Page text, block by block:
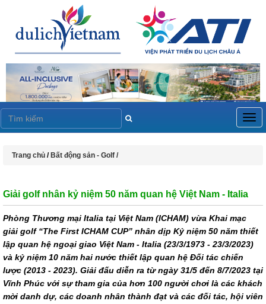
Trang chủ / Bất động sản - Golf /
Giải golf nhân kỷ niệm 50 năm quan hệ Việt Nam - Italia
Phòng Thương mại Italia tại Việt Nam (ICHAM) vừa Khai mạc
giải golf “The First ICHAM CUP” nhân dịp Kỷ niệm 50 năm thiết
lập quan hệ ngoại giao Việt Nam - Italia (23/3/1973 - 23/3/2023)
và kỷ niệm 10 năm hai nước thiết lập quan hệ Đối tác chiến
lược (2013 - 2023). Giải đấu diễn ra từ ngày 31/5 đến 8/7/2023 tại
Vĩnh Phúc với sự tham gia của hơn 100 người chơi là các khách
mời danh dự, các doanh nhân thành đạt và các đối tác, hội viên